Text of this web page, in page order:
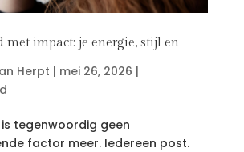
met impact: je energie, stijl en
Herpt | mei 26, 2026 |
tegenwoordig geen
factor meer. Iedereen post.